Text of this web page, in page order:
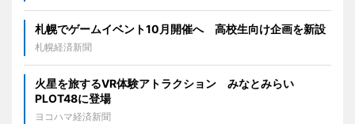
札幌でゲームイベント10月開催へ 高校生向け企画を新設
札幌経済新聞
火星を旅するVR体験アトラクション みなとみらい
PLOT48に登場
ヨコハマ経済新聞